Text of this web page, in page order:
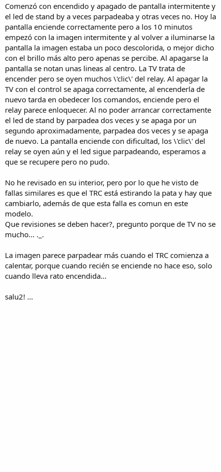
Comenzó con encendido y apagado de pantalla intermitente y
el led de stand by a veces parpadeaba y otras veces no. Hoy la
pantalla enciende correctamente pero a los 10 minutos
empezó con la imagen intermitente y al volver a iluminarse la
pantalla la imagen estaba un poco descolorida, o mejor dicho
con el brillo más alto pero apenas se percibe. Al apagarse la
pantalla se notan unas lineas al centro. La TV trata de
encender pero se oyen muchos \'clic\' del relay. Al apagar la
TV con el control se apaga correctamente, al encenderla de
nuevo tarda en obedecer los comandos, enciende pero el
relay parece enloquecer. Al no poder arrancar correctamente
el led de stand by parpadea dos veces y se apaga por un
segundo aproximadamente, parpadea dos veces y se apaga
de nuevo. La pantalla enciende con dificultad, los \'clic\' del
relay se oyen aún y el led sigue parpadeando, esperamos a
que se recupere pero no pudo.
No he revisado en su interior, pero por lo que he visto de
fallas similares es que el TRC está estirando la pata y hay que
cambiarlo, además de que esta falla es comun en este
modelo.
Que revisiones se deben hacer?, pregunto porque de TV no se
mucho... ._.
La imagen parece parpadear más cuando el TRC comienza a
calentar, porque cuando recién se enciende no hace eso, solo
cuando lleva rato encendida...
salu2! ...